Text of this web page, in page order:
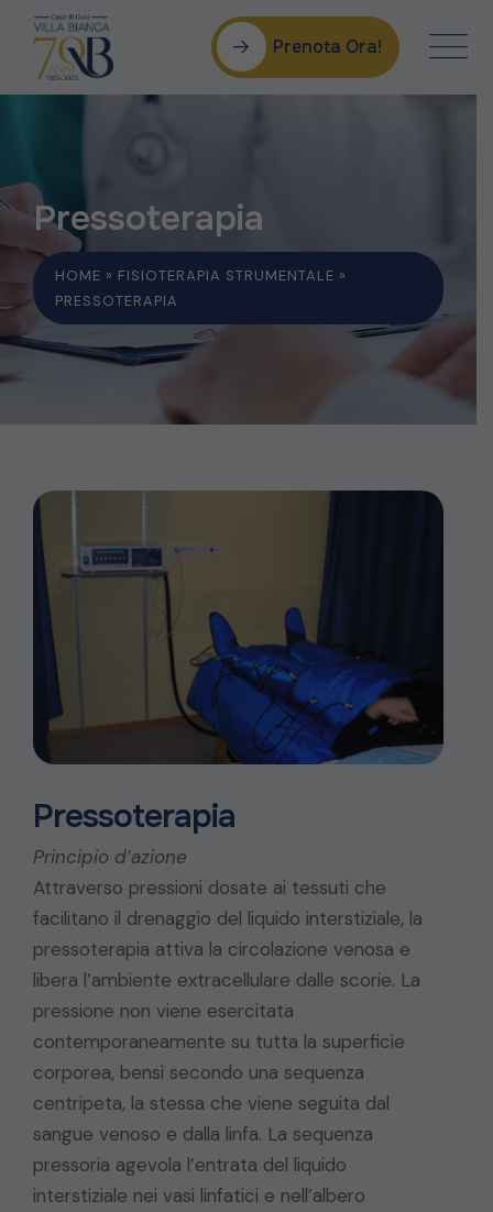
Prenota Ora!
Pressoterapia
HOME » FISIOTERAPIA STRUMENTALE »
PRESSOTERAPIA
Pressoterapia
Principio d’azione
Attraverso pressioni dosate ai tessuti che
facilitano il drenaggio del liquido interstiziale, la
pressoterapia attiva la circolazione venosa e
libera l’ambiente extracellulare dalle scorie. La
pressione non viene esercitata
contemporaneamente su tutta la superficie
corporea, bensì secondo una sequenza
centripeta, la stessa che viene seguita dal
sangue venoso e dalla linfa. La sequenza
pressoria agevola l’entrata del liquido
interstiziale nei vasi linfatici e nell’albero